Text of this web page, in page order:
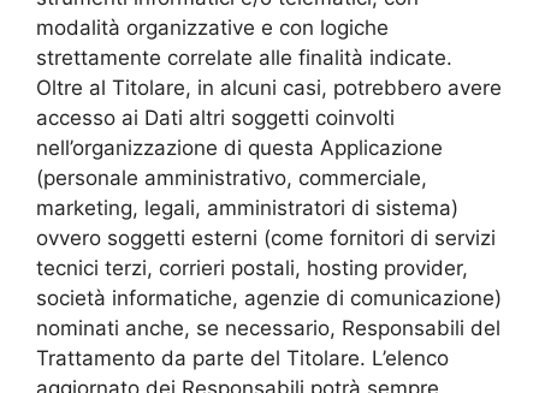
modalità organizzative e con logiche
strettamente correlate alle finalità indicate.
Oltre al Titolare, in alcuni casi, potrebbero avere
accesso ai Dati altri soggetti coinvolti
nell’organizzazione di questa Applicazione
(personale amministrativo, commerciale,
marketing, legali, amministratori di sistema)
ovvero soggetti esterni (come fornitori di servizi
tecnici terzi, corrieri postali, hosting provider,
società informatiche, agenzie di comunicazione)
nominati anche, se necessario, Responsabili del
Trattamento da parte del Titolare. L’elenco
aggiornato dei Responsabili potrà sempre